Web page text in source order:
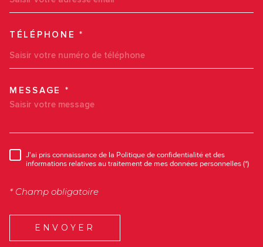
TÉLÉPHONE *
MESSAGE *
RÈGLEMENTATION
J'ai pris connaissance de la Politique de confidentialité et des
informations relatives au traitement de mes données personnelles (*)
* Champ obligatoire
ENVOYER